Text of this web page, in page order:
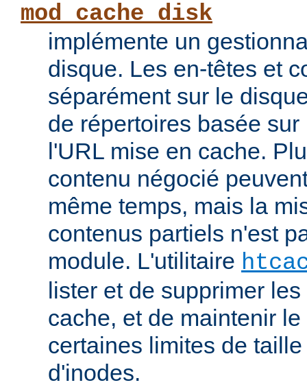
mod_cache_disk
implémente un
disque. Les en-têtes et
séparément sur le
de répertoires basée
l'URL mise en cache.
contenu négocié
même temps, mais la
contenus partiels n'est
module. L'utilitaire
lister et de supprimer
cache, et de maintenir
certaines limites de
d'inodes.